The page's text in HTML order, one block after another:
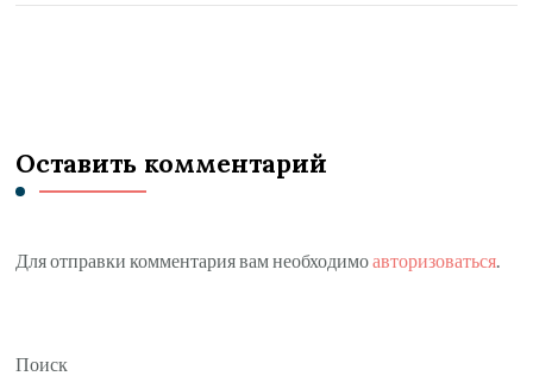
Оставить комментарий
Для отправки комментария вам необходимоавторизоваться.
Поиск